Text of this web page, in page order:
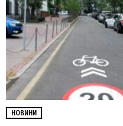
НОВИНИ